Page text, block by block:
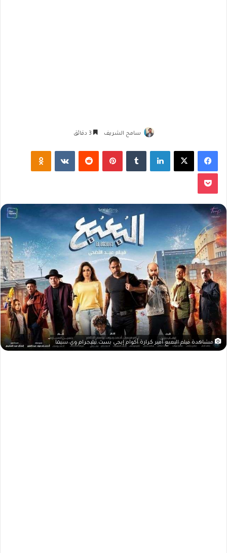
سامح الشريف
فيسبوك لينكدإن بينتيريست
مشاهدة فيلم البعبع أمير كرارة أكوام إيجي بست تيليجرام وي سيما